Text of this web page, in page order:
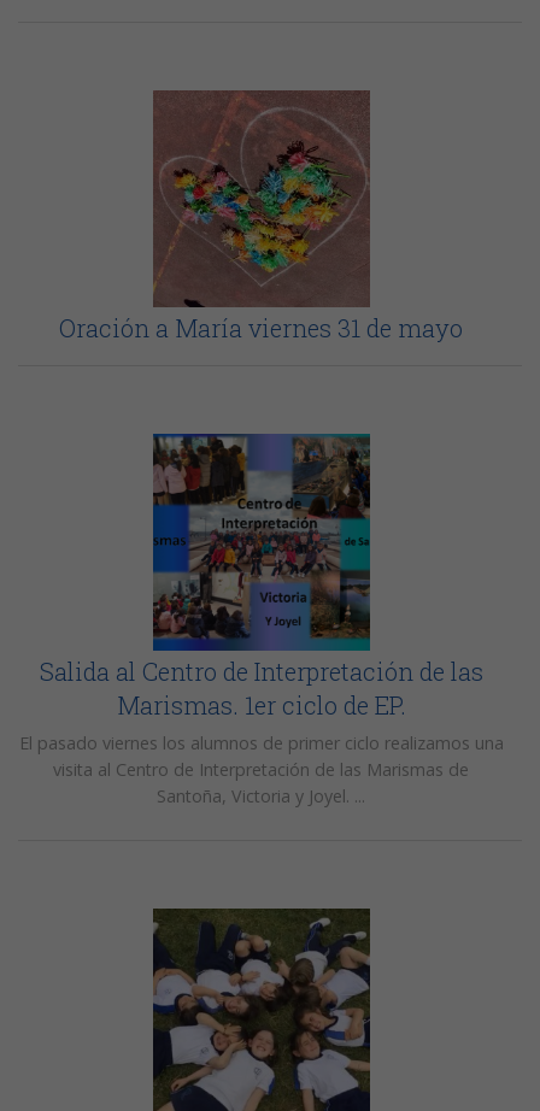
Oración a María viernes 31 de mayo
Salida al Centro de Interpretación de las
Marismas. 1er ciclo de EP.
El pasado viernes los alumnos de primer ciclo realizamos una
visita al Centro de Interpretación de las Marismas de
Santoña, Victoria y Joyel. ...